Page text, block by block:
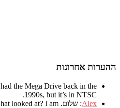
ההערות אחרונות
the Mega Drive back in the
1990s, but it’s in NTSC
.
Alex: שלום. looked at? I am